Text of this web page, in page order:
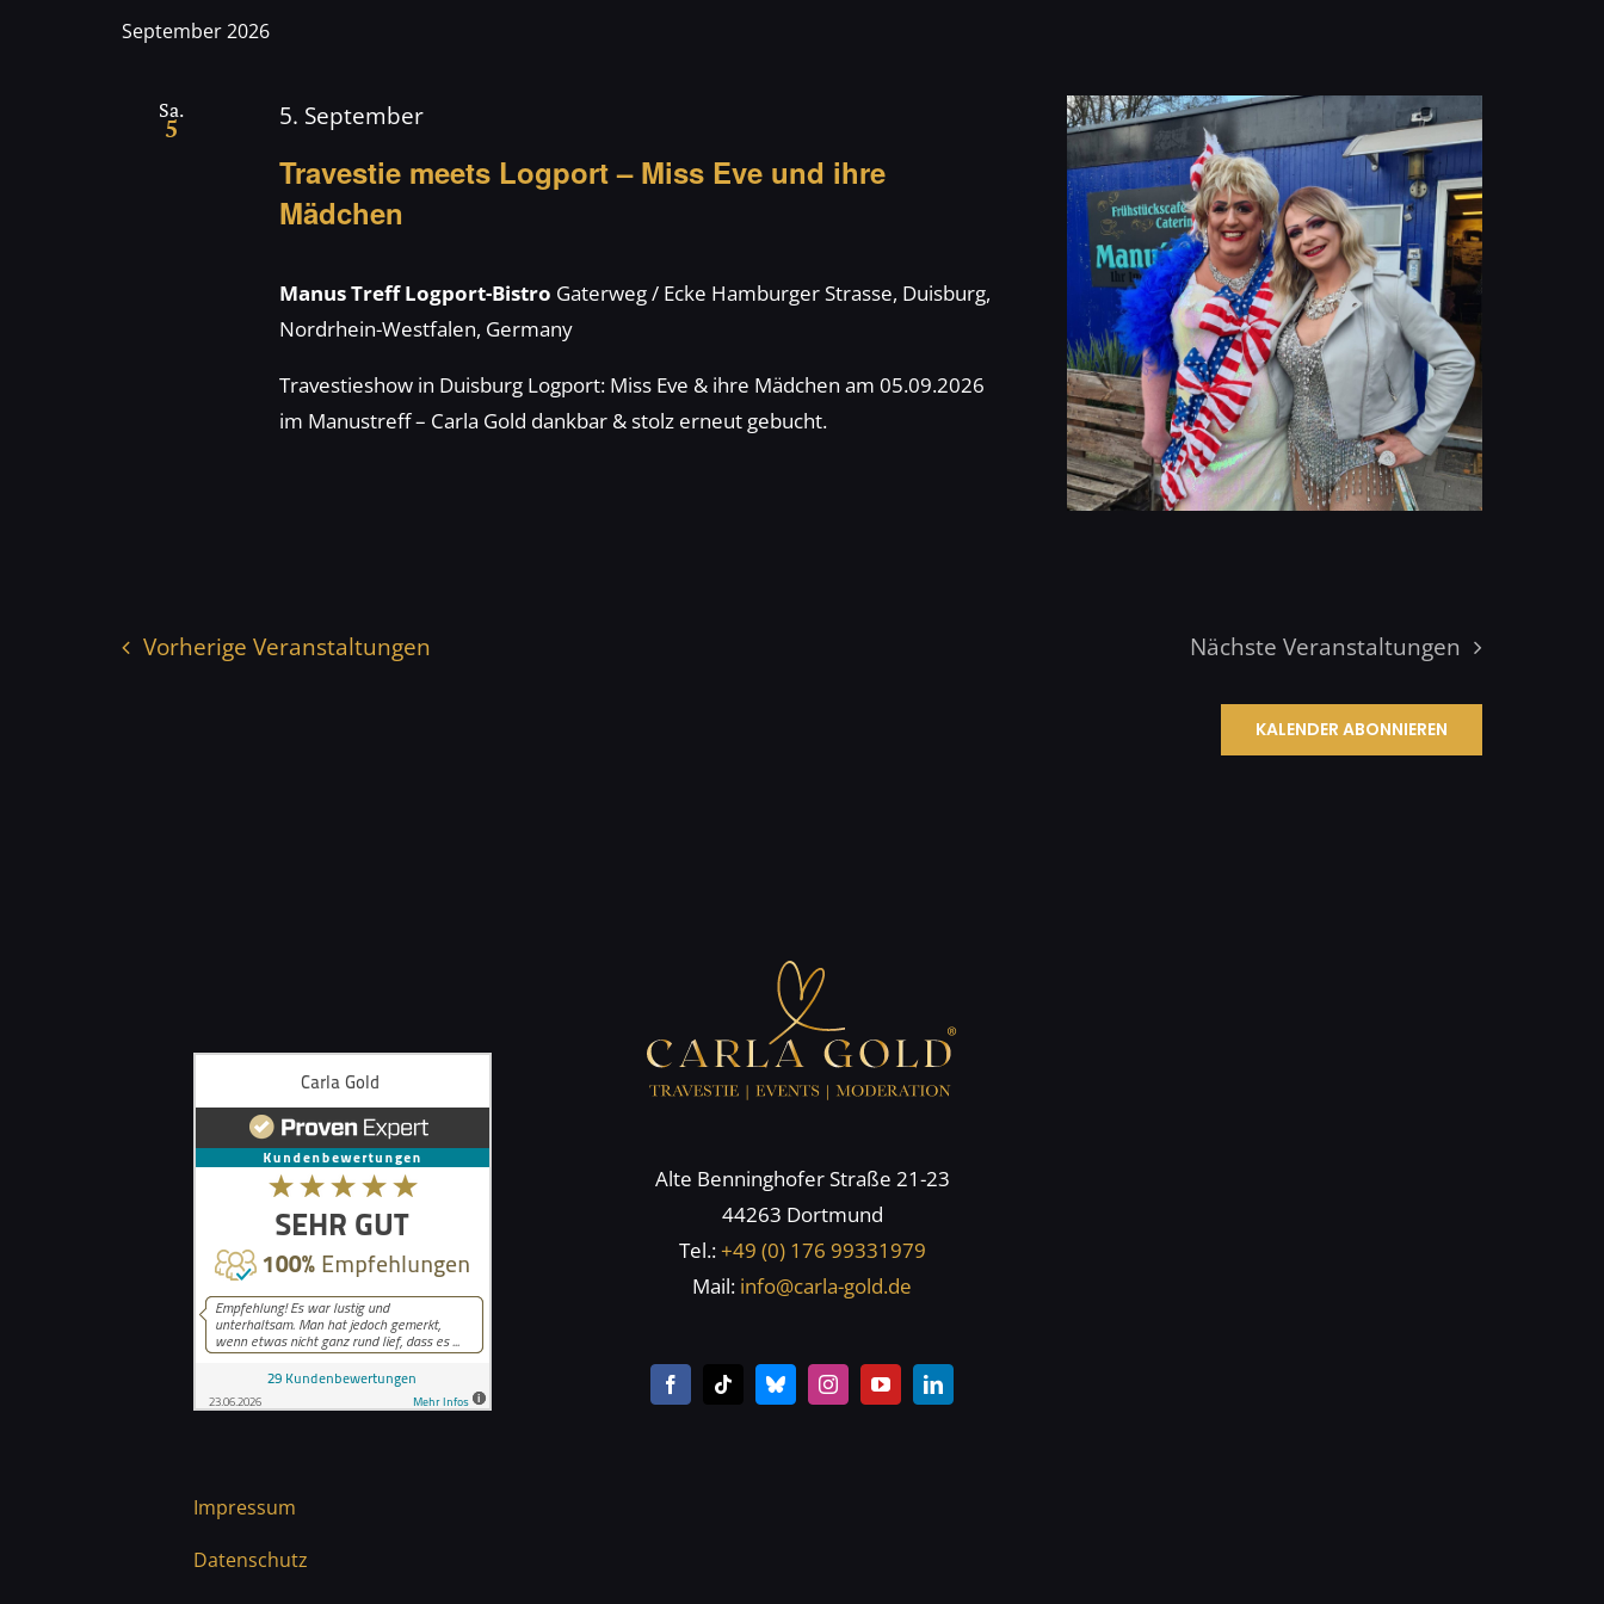
und
Ansichten,
Navigation
Veranstaltungen
September 2026
Sa.
5
Travestie meets Logport – Miss Eve und ihre
Mädchen
5. September
Manus Treff Logport-Bistro Gaterweg / Ecke Hamburger Strasse, Duisburg,
Nordrhein-Westfalen, Germany
Travestieshow in Duisburg Logport: Miss Eve & ihre Mädchen am 05.09.2026
im Manustreff – Carla Gold dankbar & stolz erneut gebucht.
VorherigeVeranstaltungen Nächste Veranstaltungen
KALENDER ABONNIEREN
Impressum
Datenschutz
Alte Benninghofer Straße 21-23
44263 Dortmund
Tel.:+49 (0) 176 99331979
Mail: info@carla-gold.de